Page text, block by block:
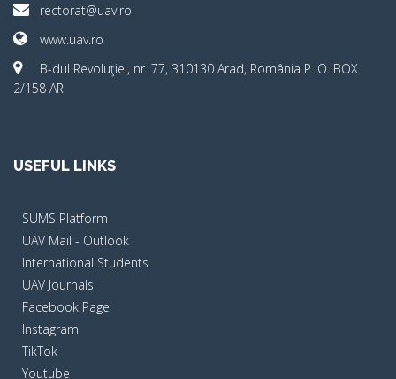
rectorat@uav.ro
www.uav.ro
B-dul Revoluţiei, nr. 77, 310130 Arad, România P. O. BOX
2/158 AR
USEFUL LINKS
SUMS Platform
UAV Mail - Outlook
International Students
UAV Journals
Facebook Page
Instagram
TikTok
Youtube